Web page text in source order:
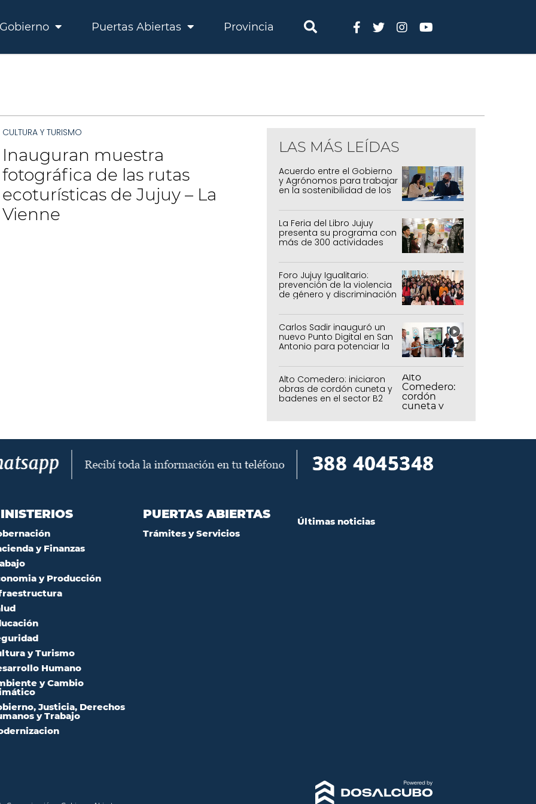
Gobierno Puertas Abiertas Provincia
CULTURA Y TURISMO
Inauguran muestra
fotográfica de las rutas
ecoturísticas de Jujuy – La
Vienne
LAS MÁS LEÍDAS
Acuerdo entre el Gobierno
y Agrónomos para trabajar
en la sostenibilidad de los
agrícolas, pecuarios y
forestal
La Feria del Libro Jujuy
presenta su programa con
más de 300 actividades
Foro Jujuy Igualitario:
prevención de la violencia
de género y discriminación
Carlos Sadir inauguró un
nuevo Punto Digital en San
Antonio para potenciar la
inclusión tecnológica
Alto Comedero: iniciaron
obras de cordón cuneta y
badenes en el sector B2
y Finanzas
y Producción
y Turismo
Humano
y Cambio
Justicia, Derechos
y Trabajo
PUERTAS ABIERTAS
Trámites y Servicios
Últimas noticias